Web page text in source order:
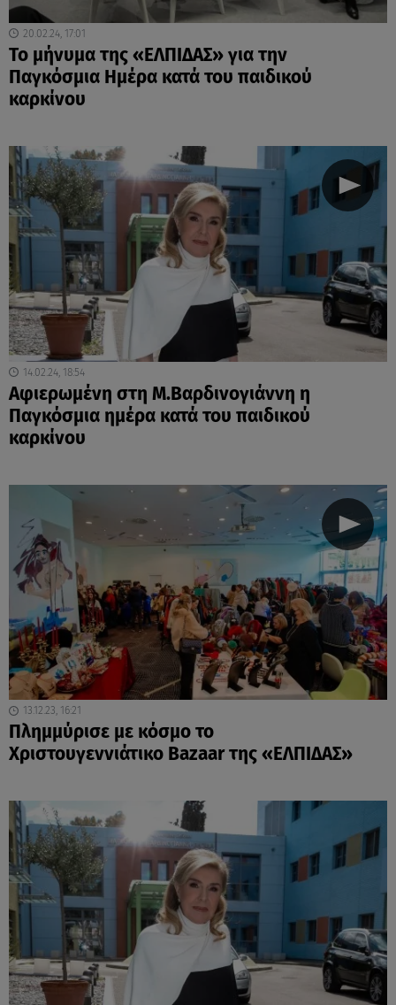
20.02.24, 17:01
Το μήνυμα της «ΕΛΠΙΔΑΣ» για την
Παγκόσμια Ημέρα κατά του παιδικού
καρκίνου
14.02.24, 18:54
Aφιερωμένη στη Μ.Βαρδινογιάννη η
Παγκόσμια ημέρα κατά του παιδικού
καρκίνου
13.12.23, 16:21
Πλημμύρισε με κόσμο το
Χριστουγεννιάτικο Bazaar της «ΕΛΠΙΔΑΣ»